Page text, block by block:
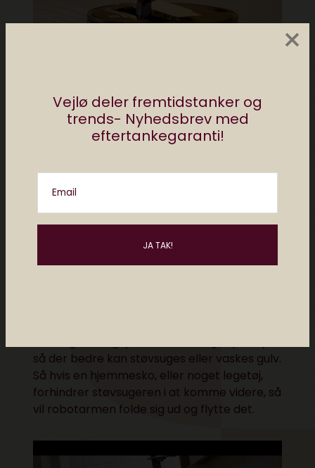
Vejlø deler fremtidstanker og
trends- Nyhedsbrev med
eftertankegaranti!
Email
×
Roborock er et af de mest populære
mærker inden for robotstøvsugere og det
effektive støvsugere, der har været blandt
markedets bedste, når det kommer til en
balance mellem pris og funktionalitet. Men
støvsuger og gulvvasker, det er også en
robot der kan rydde op for dig.
så der bedre kan støvsuges eller vaskes gulv.
Så hvis en hjemmesko, eller noget legetøj,
forhindrer støvsugeren i at komme videre, så
vil robotarmen folde sig ud og flytte det.